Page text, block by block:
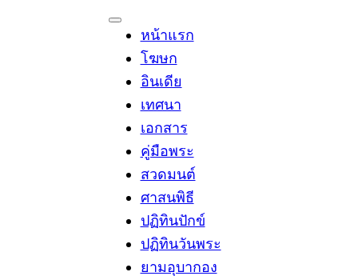
หน้าแรก
โฆษก
อินเดีย
เทศนา
เอกสาร
คู่มือพระ
สวดมนต์
ศาสนพิธี
ปฏิทินปักข์
ปฏิทินวันพระ
ยามอุบากอง